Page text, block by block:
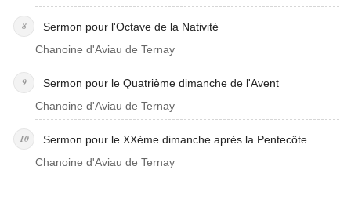
Sermon pour l'Octave de la Nativité
Chanoine d'Aviau de Ternay
Sermon pour le Quatrième dimanche de l'Avent
Chanoine d'Aviau de Ternay
Sermon pour le XXème dimanche après la Pentecôte
Chanoine d'Aviau de Ternay